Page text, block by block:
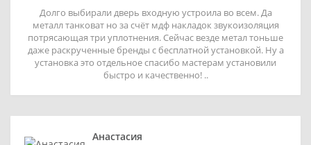
Долго выбирали дверь входную устроила во всем. Да
металл танковат но за счёт мдф накладок звукоизоляция
потрясающая три уплотнения. Сейчас везде метал тоньше
даже раскрученные бренды с бесплатной установкой. Ну а
установка это отдельное спасибо мастерам установили
быстро и качественно! ..
Анастасия